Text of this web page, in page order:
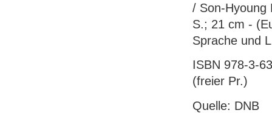
/ Son-Hyoung
S.; 21 cm -
Sprache und
ISBN 978-3-
(freier Pr.)
Quelle: DNB